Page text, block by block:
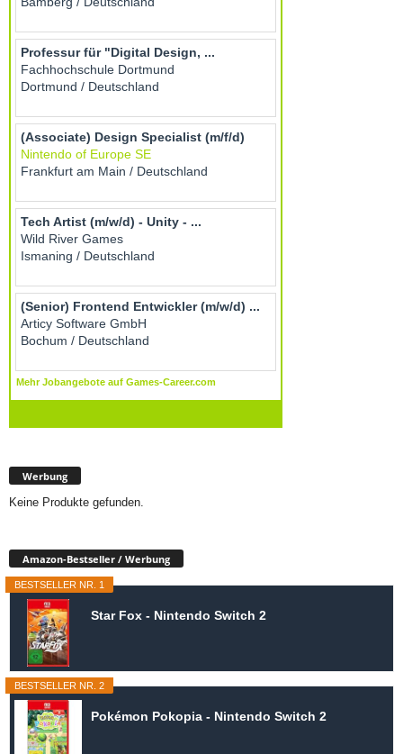
Werbung
Keine Produkte gefunden.
Amazon-Bestseller / Werbung
BESTSELLER NR. 1
Star Fox - Nintendo Switch 2
BESTSELLER NR. 2
Pokémon Pokopia - Nintendo Switch 2